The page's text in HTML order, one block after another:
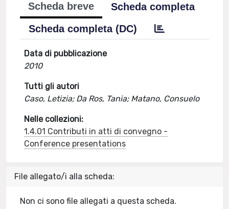
Scheda breve
Scheda completa
Scheda completa (DC)
Data di pubblicazione
2010
Tutti gli autori
Caso, Letizia; Da Ros, Tania; Matano, Consuelo
Nelle collezioni:
1.4.01 Contributi in atti di convegno -
Conference presentations
File allegato/i alla scheda:
Non ci sono file allegati a questa scheda.